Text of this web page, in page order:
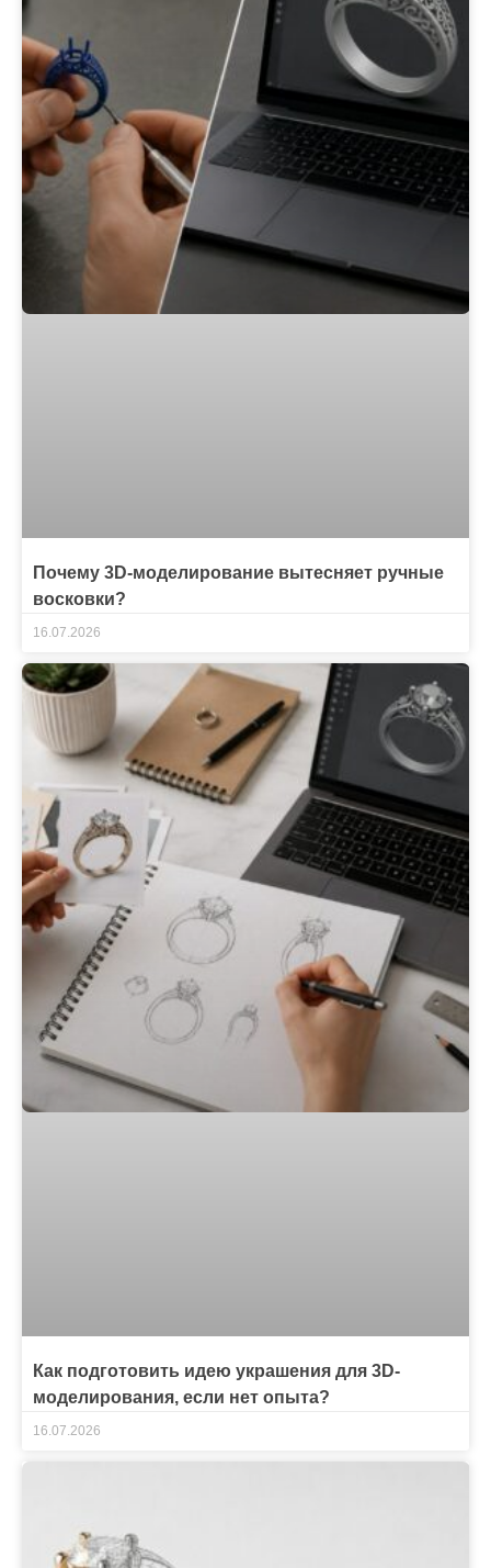
Почему 3D-моделирование вытесняет ручные
восковки?
16.07.2026
Как подготовить идею украшения для 3D-
моделирования, если нет опыта?
16.07.2026